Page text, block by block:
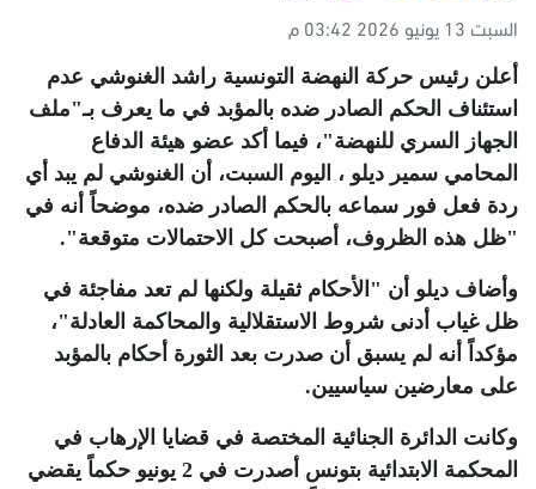
السبت 13 يونيو 2026 03:42 م
أعلن رئيس حركة النهضة التونسية راشد الغنوشي عدم
استئناف الحكم الصادر ضده بالمؤبد في ما يعرف بـ"ملف
الجهاز السري للنهضة"، فيما أكد عضو هيئة الدفاع
المحامي سمير ديلو ، اليوم السبت، أن الغنوشي لم يبد أي
ردة فعل فور سماعه بالحكم الصادر ضده، موضحاً أنه في
"ظل هذه الظروف، أصبحت كل الاحتمالات متوقعة".
وأضاف ديلو أن "الأحكام ثقيلة ولكنها لم تعد مفاجئة في
ظل غياب أدنى شروط الاستقلالية والمحاكمة العادلة"،
مؤكداً أنه لم يسبق أن صدرت بعد الثورة أحكام بالمؤبد
على معارضين سياسيين.
وكانت الدائرة الجنائية المختصة في قضايا الإرهاب في
المحكمة الابتدائية بتونس أصدرت في 2 يونيو حكماً يقضي